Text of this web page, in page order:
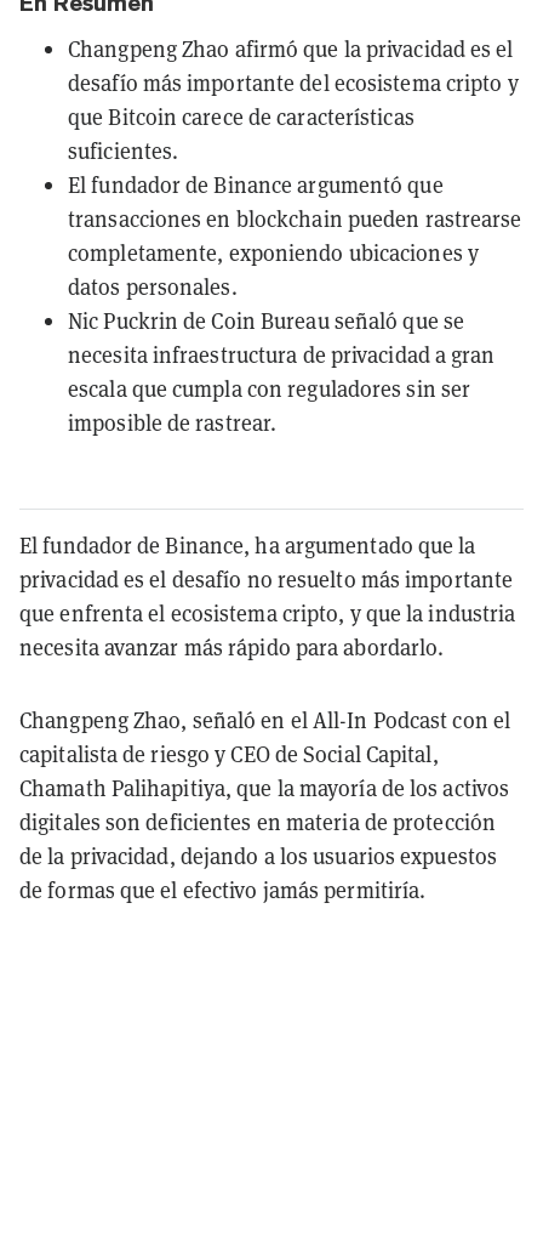
Changpeng Zhao afirmó que la privacidad es el
desafío más importante del ecosistema cripto y
que Bitcoin carece de características
suficientes.
El fundador de Binance argumentó que
transacciones en blockchain pueden rastrearse
completamente, exponiendo ubicaciones y
datos personales.
Nic Puckrin de Coin Bureau señaló que se
necesita infraestructura de privacidad a gran
escala que cumpla con reguladores sin ser
imposible de rastrear.
El fundador de Binance, ha argumentado que la
privacidad es el desafío no resuelto más importante
que enfrenta el ecosistema cripto, y que la industria
necesita avanzar más rápido para abordarlo.
Changpeng Zhao, señaló en el All-In Podcast con el
capitalista de riesgo y CEO de Social Capital,
Chamath Palihapitiya, que la mayoría de los activos
digitales son deficientes en materia de protección
de la privacidad, dejando a los usuarios expuestos
de formas que el efectivo jamás permitiría.